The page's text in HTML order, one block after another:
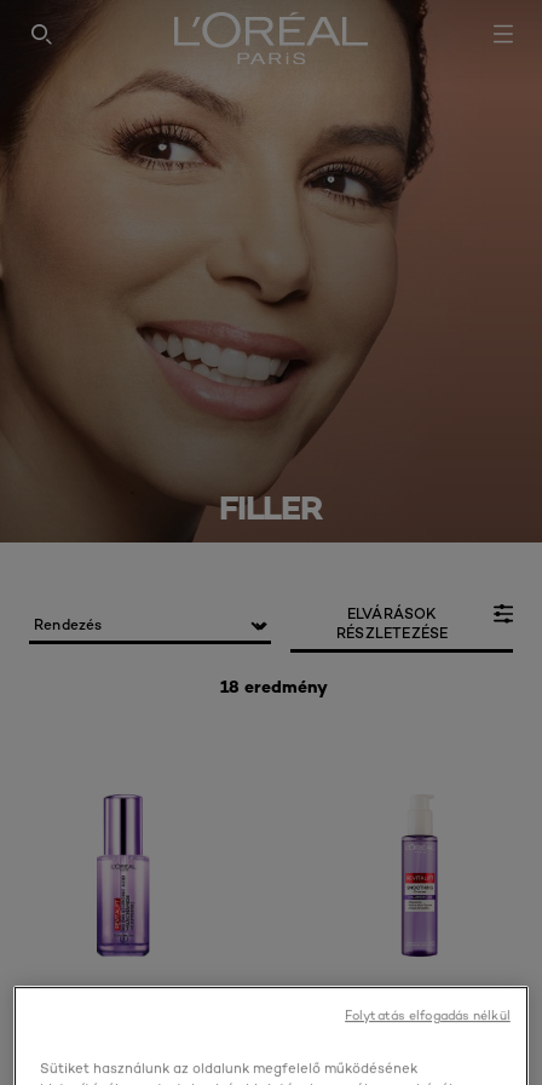
SEARCH THIS SITE
FILLER
18 eredmény
ELVÁRÁSOK
RÉSZLETEZÉSE
Filler
Filler Bőrsimító
Sütiket használunk az oldalunk megfelelő működésének
Folytatás elfogadás nélkül